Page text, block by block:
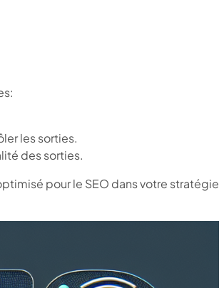
les sorties.
des sorties.
pour le SEO dans votre stratégie